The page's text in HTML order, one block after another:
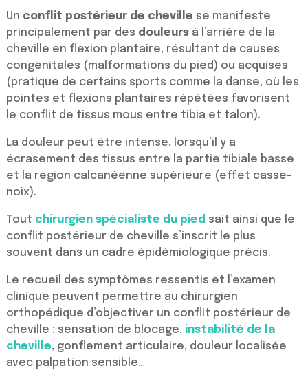
Un conflit postérieur de cheville se manifeste
principalement par des douleursà l’arrière de la
cheville en flexion plantaire, résultant de causes
congénitales (malformations du pied) ou acquises
(pratique de certains sports comme la danse, où les
pointes et flexions plantaires répétées favorisent
le conflit de tissus mous entre tibia et talon).
La douleur peut être intense, lorsqu’il y a
écrasement des tissus entre la partie tibiale basse
et la région calcanéenne supérieure (effet casse-
noix).
Tout chirurgien spécialiste du pied sait ainsi que le
conflit postérieur de cheville s’inscrit le plus
souvent dans un cadre épidémiologique précis.
Le recueil des symptômes ressentis et l’examen
clinique peuvent permettre au chirurgien
orthopédique d’objectiver un conflit postérieur de
cheville : sensation de blocage, instabilité de la
cheville, gonflement articulaire, douleur localisée
avec palpation sensible…